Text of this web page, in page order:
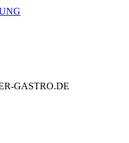
GASTRO.DE